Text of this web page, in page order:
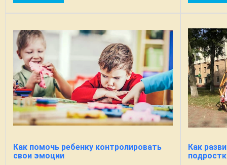
Как помочь ребенку контролировать
свои эмоции
Как